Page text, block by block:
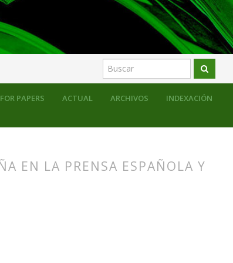
PAPERS ACTUAL ARCHIVOS INDEXACIÓN
EN LA PRENSA ESPAÑOLA Y